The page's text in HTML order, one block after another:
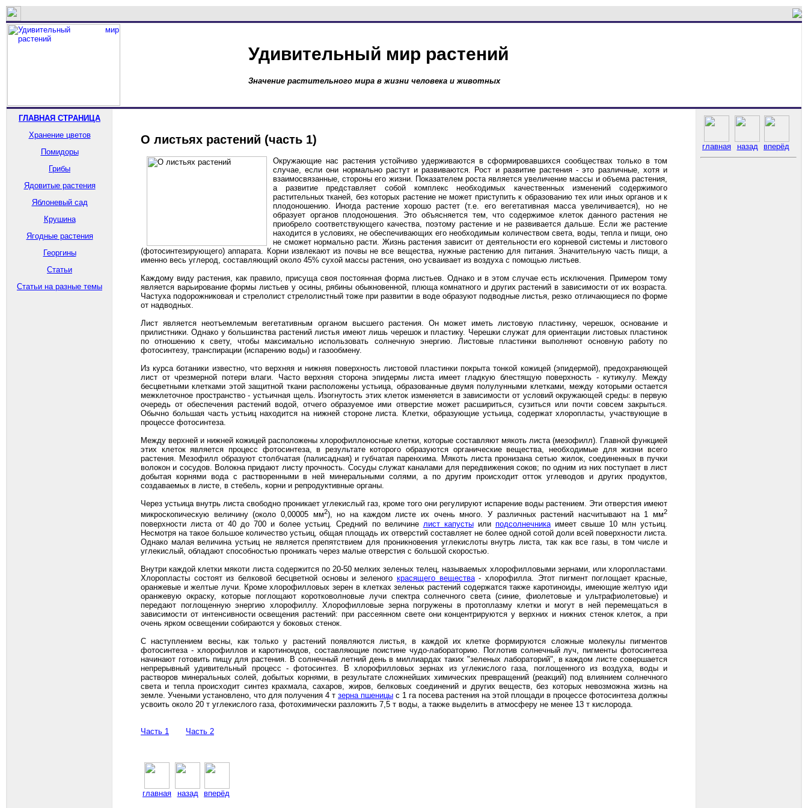
Удивительный мир растений
Значение растительного мира в жизни человека и животных
ГЛАВНАЯ СТРАНИЦА
Хранение цветов
Помидоры
Грибы
Ядовитые растения
Яблоневый сад
Крушина
Ягодные растения
Георгины
Статьи
Статьи на разные темы
О листьях растений (часть 1)
Окружающие нас растения устойчиво удерживаются в сформировавшихся сообществах только в том
случае, если они нормально растут и развиваются. Рост и развитие растения - это различные, хотя и
взаимосвязанные, стороны его жизни. Показателем роста является увеличение массы и объема растения,
а развитие представляет собой комплекс необходимых качественных изменений содержимого
растительных тканей, без которых растение не может приступить к образованию тех или иных органов и к
плодоношению. Иногда растение хорошо растет (т.е. его вегетативная масса увеличивается), но не
образует органов плодоношения. Это объясняется тем, что содержимое клеток данного растения не
приобрело соответствующего качества, поэтому растение и не развивается дальше. Если же растение
находится в условиях, не обеспечивающих его необходимым количеством света, воды, тепла и пищи, оно
не сможет нормально расти. Жизнь растения зависит от деятельности его корневой системы и листового
(фотосинтезирующего) аппарата. Корни извлекают из почвы не все вещества, нужные растению для питания. Значительную часть пищи, а
именно весь углерод, составляющий около 45% сухой массы растения, оно усваивает из воздуха с помощью листьев.
Каждому виду растения, как правило, присуща своя постоянная форма листьев. Однако и в этом случае есть исключения. Примером тому
является варьирование формы листьев у осины, рябины обыкновенной, плюща комнатного и других растений в зависимости от их возраста.
Частуха подорожниковая и стрелолист стрелолистный тоже при развитии в воде образуют подводные листья, резко отличающиеся по форме
от надводных.
Лист является неотъемлемым вегетативным органом высшего растения. Он может иметь листовую пластинку, черешок, основание и
прилистники. Однако у большинства растений листья имеют лишь черешок и пластику. Черешки служат для ориентации листовых пластинок
по отношению к свету, чтобы максимально использовать солнечную энергию. Листовые пластинки выполняют основную работу по
фотосинтезу, транспирации (испарению воды) и газообмену.
Из курса ботаники известно, что верхняя и нижняя поверхность листовой пластинки покрыта тонкой кожицей (эпидермой), предохраняющей
лист от чрезмерной потери влаги. Часто верхняя сторона эпидермы листа имеет гладкую блестящую поверхность - кутикулу. Между
бесцветными клетками этой защитной ткани расположены устьица, образованные двумя полулунными клетками, между которыми остается
межклеточное пространство - устьичная щель. Изогнутость этих клеток изменяется в зависимости от условий окружающей среды: в первую
очередь от обеспечения растений водой, отчего образуемое ими отверстие может расшириться, сузиться или почти совсем закрыться.
Обычно большая часть устьиц находится на нижней стороне листа. Клетки, образующие устьица, содержат хлоропласты, участвующие в
процессе фотосинтеза.
Между верхней и нижней кожицей расположены хлорофиллоносные клетки, которые составляют мякоть листа (мезофилл). Главной функцией
этих клеток является процесс фотосинтеза, в результате которого образуются органические вещества, необходимые для жизни всего
растения. Мезофилл образуют столбчатая (палисадная) и губчатая паренхима. Мякоть листа пронизана сетью жилок, соединенных в пучки
волокон и сосудов. Волокна придают листу прочность. Сосуды служат каналами для передвижения соков; по одним из них поступает в лист
добытая корнями вода с растворенными в ней минеральными солями, а по другим происходит отток углеводов и других продуктов,
создаваемых в листе, в стебель, корни и репродуктивные органы.
Через устьица внутрь листа свободно проникает углекислый газ, кроме того они регулируют испарение воды растением. Эти отверстия имеют
микроскопическую величину (около 0,00005 мм2), но на каждом листе их очень много. У различных растений насчитывают на 1 мм2
поверхности листа от 40 до 700 и более устьиц. Средний по величине лист капустыили подсолнечникаимеет свыше 10 млн устьиц.
Несмотря на такое большое количество устьиц, общая площадь их отверстий составляет не более одной сотой доли всей поверхности листа.
Однако малая величина устьиц не является препятствием для проникновения углекислоты внутрь листа, так как все газы, в том числе и
углекислый, обладают способностью проникать через малые отверстия с большой скоростью.
Внутри каждой клетки мякоти листа содержится по 20-50 мелких зеленых телец, называемых хлорофилловыми зернами, или хлоропластами.
Хлоропласты состоят из белковой бесцветной основы и зеленого красящего вещества- хлорофилла. Этот пигмент поглощает красные,
оранжевые и желтые лучи. Кроме хлорофилловых зерен в клетках зеленых растений содержатся также каротиноиды, имеющие желтую иди
оранжевую окраску, которые поглощают коротковолновые лучи спектра солнечного света (синие, фиолетовые и ультрафиолетовые) и
передают поглощенную энергию хлорофиллу. Хлорофилловые зерна погружены в протоплазму клетки и могут в ней перемещаться в
зависимости от интенсивности освещения растений: при рассеянном свете они концентрируются у верхних и нижних стенок клеток, а при
очень ярком освещении собираются у боковых стенок.
С наступлением весны, как только у растений появляются листья, в каждой их клетке формируются сложные молекулы пигментов
фотосинтеза - хлорофиллов и каротиноидов, составляющие поистине чудо-лабораторию. Поглотив солнечный луч, пигменты фотосинтеза
начинают готовить пищу для растения. В солнечный летний день в миллиардах таких "зеленых лабораторий", в каждом листе совершается
непрерывный удивительный процесс - фотосинтез. В хлорофилловых зернах из углекислого газа, поглощенного из воздуха, воды и
растворов минеральных солей, добытых корнями, в результате сложнейших химических превращений (реакций) под влиянием солнечного
света и тепла происходит синтез крахмала, сахаров, жиров, белковых соединений и других веществ, без которых невозможна жизнь на
земле. Учеными установлено, что для получения 4 т зерна пшеницы с 1 га посева растения на этой площади в процессе фотосинтеза должны
усвоить около 20 т углекислого газа, фотохимически разложить 7,5 т воды, а также выделить в атмосферу не менее 13 т кислорода.
Часть 1 Часть 2
главная назад вперёд
главная назад вперёд